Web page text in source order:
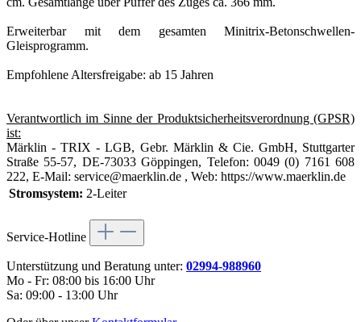
Erweiterbar mit dem gesamten Minitrix-Betonschwellen-
Gleisprogramm.
Empfohlene Altersfreigabe: ab 15 Jahren
Verantwortlich im Sinne der Produktsicherheitsverordnung (GPSR)
ist:
Märklin - TRIX - LGB, Gebr. Märklin & Cie. GmbH, Stuttgarter
Straße 55-57, DE-73033 Göppingen, Telefon: 0049 (0) 7161 608
222, E-Mail: service@maerklin.de , Web: https://www.maerklin.de
Stromsystem: 2-Leiter
Service-Hotline
Unterstützung und Beratung unter: 02994-988960
Mo - Fr: 08:00 bis 16:00 Uhr
Sa: 09:00 - 13:00 Uhr